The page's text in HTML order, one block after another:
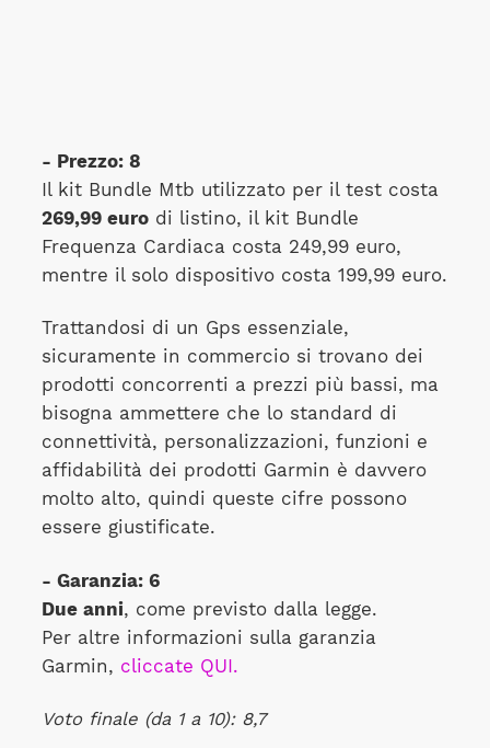
- Prezzo: 8
Il kit Bundle Mtb utilizzato per il test costa
269,99 eurodi listino, il kit Bundle
Frequenza Cardiaca costa 249,99 euro,
mentre il solo dispositivo costa 199,99 euro.
Trattandosi di un Gps essenziale,
sicuramente in commercio si trovano dei
prodotti concorrenti a prezzi più bassi, ma
bisogna ammettere che lo standard di
connettività, personalizzazioni, funzioni e
affidabilità dei prodotti Garmin è davvero
molto alto, quindi queste cifre possono
essere giustificate.
- Garanzia: 6
Due anni, come previsto dalla legge.
Per altre informazioni sulla garanzia
Garmin, cliccate QUI.
Voto finale (da 1 a 10): 8,7